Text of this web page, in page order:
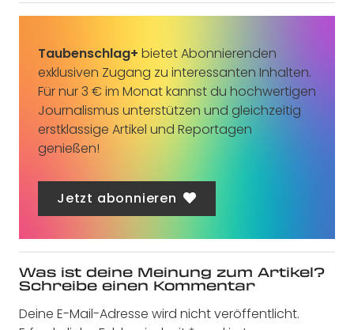
Taubenschlag+ bietet Abonnierenden
exklusiven Zugang zu interessanten Inhalten.
Für nur 3 € im Monat kannst du hochwertigen
Journalismus unterstützen und gleichzeitig
erstklassige Artikel und Reportagen
genießen!
Jetzt abonnieren
Was ist deine Meinung zum Artikel?
Schreibe einen Kommentar
Deine E-Mail-Adresse wird nicht veröffentlicht.